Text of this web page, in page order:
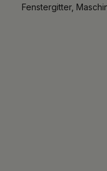
Fenstergitter,